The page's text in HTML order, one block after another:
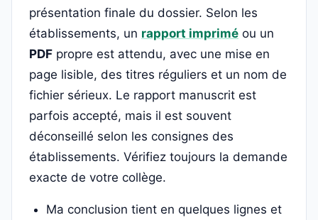
présentation finale du dossier. Selon les
établissements, un rapport imprimé ou un
PDF propre est attendu, avec une mise en
page lisible, des titres réguliers et un nom de
fichier sérieux. Le rapport manuscrit est
parfois accepté, mais il est souvent
déconseillé selon les consignes des
établissements. Vérifiez toujours la demande
exacte de votre collège.
Ma conclusion tient en quelques lignes et